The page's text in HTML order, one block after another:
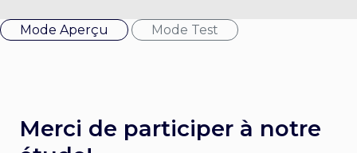
Mode Aperçu Mode Test
Merci de participer à notre